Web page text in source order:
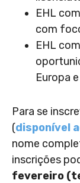
EHL
com
EHL
Europa
Para se
(disponível
nome
inscrições
fevereiro